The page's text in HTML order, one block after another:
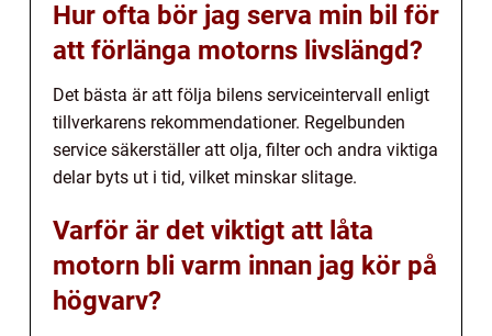
Hur ofta bör jag serva min bil för
att förlänga motorns livslängd?
Det bästa är att följa bilens serviceintervall enligt
tillverkarens rekommendationer. Regelbunden
service säkerställer att olja, filter och andra viktiga
delar byts ut i tid, vilket minskar slitage.
Varför är det viktigt att låta
motorn bli varm innan jag kör på
högvarv?